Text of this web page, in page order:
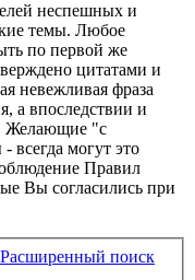
неспешных и
темы. Любое
по первой же
цитатами и
невежливая фраза
а впоследствии и
Желающие "с
всегда могут это
Правил
Вы согласились при
Расширенный поиск